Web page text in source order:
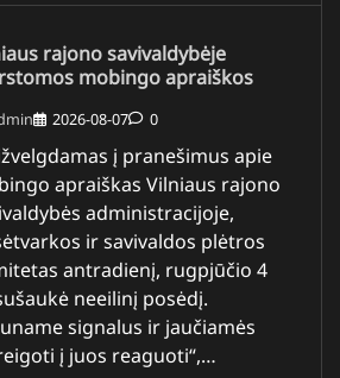
rajono savivaldybėje
mobingo apraiškos
2026-08-07 0
į pranešimus apie
apraiškas Vilniaus rajono
administracijoje,
ir savivaldos plėtros
antradienį, rugpjūčio 4
neeilinį posėdį.
signalus ir jaučiamės
į juos reaguoti“,…